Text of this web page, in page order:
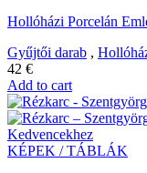
Hollóházi Porcelán
Gyűjtői darab ,
42 €
Add to cart
Kedvencekhez
KÉPEK / TÁBLÁK